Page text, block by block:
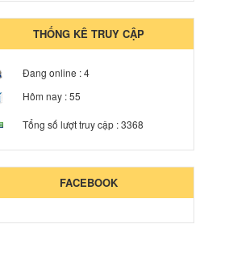
THỐNG KÊ TRUY CẬP
Đang online :4
Hôm nay :55
Tổng số lượt truy cập :3368
FACEBOOK